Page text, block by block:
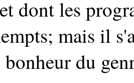
dont les
mais il
du